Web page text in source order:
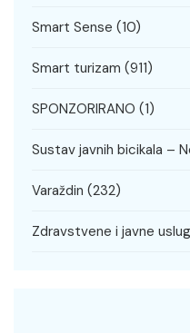
Smart Sense (10)
Smart turizam (911)
SPONZORIRANO (1)
Sustav javnih bicikala –
Varaždin (232)
Zdravstvene i javne